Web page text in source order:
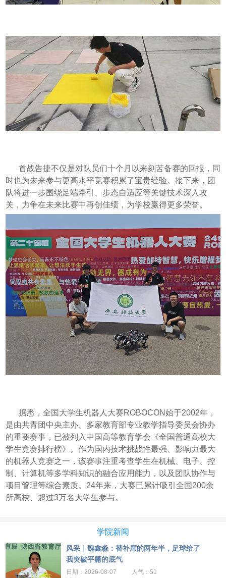
首战告捷不仅是对队员们十个月以来刻苦备赛的回报，同
时也为未来参与更高水平竞赛积累了宝贵经验。接下来，团
队将进一步围绕足端牵引、步态自适应等关键技术深入攻
关，力争在未来比赛中再创佳绩，为学校赢得更多荣誉。
据悉，全国大学生机器人大赛ROBOCON始于2002年，
是由共青团中央主办、多家教育部专业教学指导委员会协办
的重要赛事，已被列入中国高等教育学会《全国普通高校大
学生竞赛排行榜》。作为国内技术挑战性最强、影响力最大
的机器人竞赛之一，该赛事注重考查学生在机械、电子、控
制、计算机等多学科知识的融合应用能力，以及团队协作与
项目管理等综合素质。24年来，大赛已累计吸引全国200余
所高校、超过3万名大学生参与。
学院新闻
风采｜魏鑫淼：替补席的两年半，足球给了
我突破平庸的底气
2026-08-07 51